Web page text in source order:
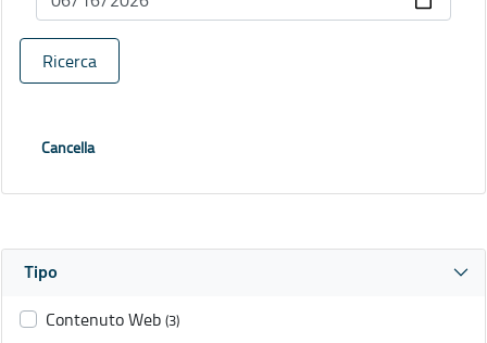
Ricerca
Cancella
Tipo
Contenuto Web (3)